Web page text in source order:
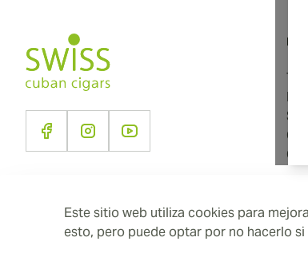
Este sitio web utiliza cookies para
esto, pero puede optar por no hacerlo si